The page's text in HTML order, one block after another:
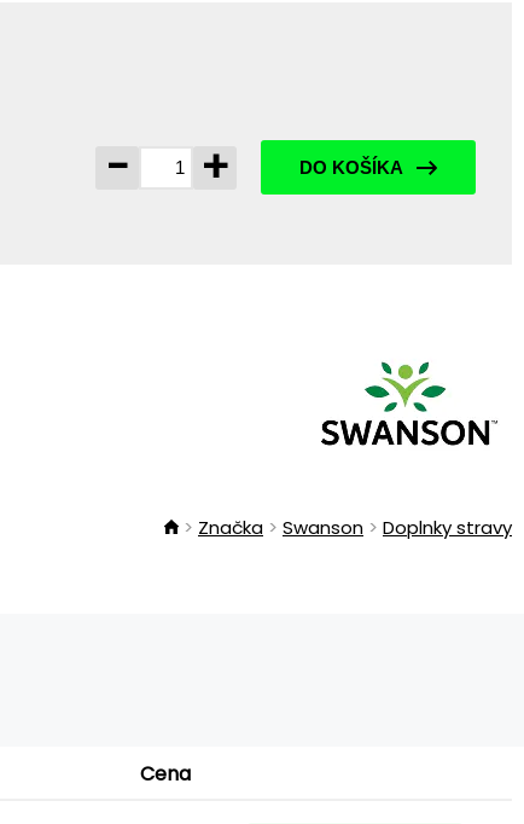
- + DO KOŠÍKA
Značka Swanson Doplnky stravy
Cena